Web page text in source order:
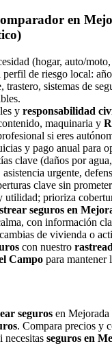
en
(hogar, auto/
perfil de riesgo local:
trastero, sistemas de
y responsabilidad
maquinaria y
si eres
y pago anual para
clave (daños por
urgente,
clave sin
utilidad; prioriza
seguros en
con información
de vivienda o
con nuestro
Campo para mantener
seguros en
. Compara precios y
necesitas seguros en